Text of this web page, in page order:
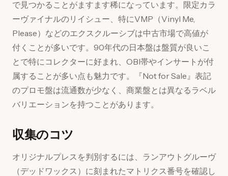
で見つかることがますます稀になっています。限定カラ
ーヴァイナルのリイシュー、特にVMP（Vinyl Me,
Please）などのエクスクルーシブは中古市場で高値が
付くことが多いです。90年代の日本盤は盤質が良いこ
とで特にコレクターに好まれ、OBI帯やインサートが付
属することが多い点も魅力です。『Not for Sale』表記
のプロモ盤は流通数が少なく、商業盤とは異なるラベル
バリエーションを持つことがあります。
収集のコツ
オリジナルプレスを判別するには、ランアウトグルーヴ
（デッドワックス）に刻まれたマトリクス番号を確認し